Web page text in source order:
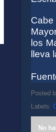
Cabe
los
lleva
Posted
Labels:
No